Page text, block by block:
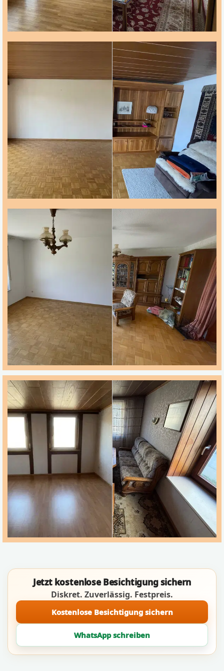
Jetzt kostenlose Besichtigung sichern
Diskret. Zuverlässig. Festpreis.
Kostenlose Besichtigung sichern
WhatsApp schreiben